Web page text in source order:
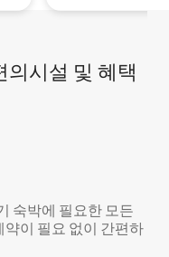
의시설 및 혜택
숙박에 필요한 모든
이 필요 없이 간편하